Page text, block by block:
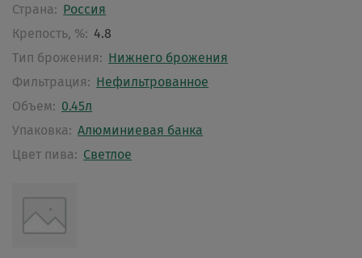
Страна: Россия
Крепость, %: 4.8
Тип брожения: Нижнего брожения
Фильтрация: Нефильтрованное
Объем: 0.45л
Упаковка: Алюминиевая банка
Цвет пива: Светлое